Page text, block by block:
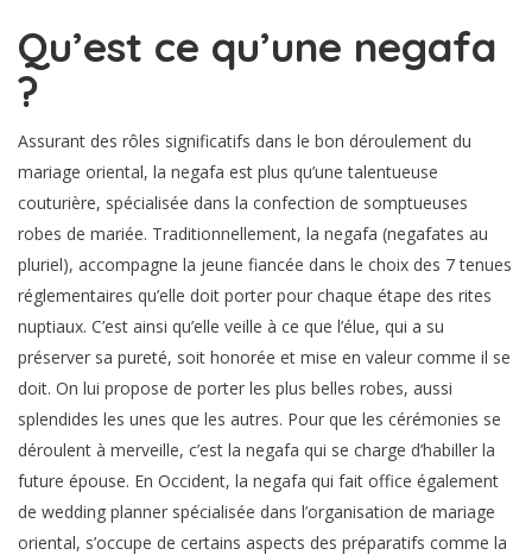
Qu’est ce qu’une negafa
?
Assurant des rôles significatifs dans le bon déroulement du
mariage oriental, la negafa est plus qu’une talentueuse
couturière, spécialisée dans la confection de somptueuses
robes de mariée. Traditionnellement, la negafa (negafates au
pluriel), accompagne la jeune fiancée dans le choix des 7 tenues
réglementaires qu’elle doit porter pour chaque étape des rites
nuptiaux. C’est ainsi qu’elle veille à ce que l’élue, qui a su
préserver sa pureté, soit honorée et mise en valeur comme il se
doit. On lui propose de porter les plus belles robes, aussi
splendides les unes que les autres. Pour que les cérémonies se
déroulent à merveille, c’est la negafa qui se charge d’habiller la
future épouse. En Occident, la negafa qui fait office également
de wedding planner spécialisée dans l’organisation de mariage
oriental, s’occupe de certains aspects des préparatifs comme la